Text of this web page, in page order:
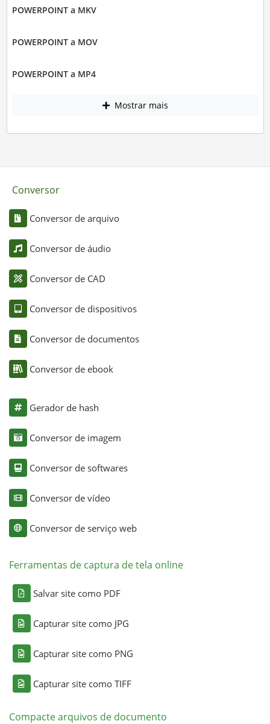
POWERPOINT a MKV
POWERPOINT a MOV
POWERPOINT a MP4
Mostrar mais
Conversor
Conversor de arquivo
Conversor de áudio
Conversor de CAD
Conversor de dispositivos
Conversor de documentos
Conversor de ebook
Gerador de hash
Conversor de imagem
Conversor de softwares
Conversor de vídeo
Conversor de serviço web
Ferramentas de captura de tela online
Salvar site como PDF
Capturar site como JPG
Capturar site como PNG
Capturar site como TIFF
Compacte arquivos de documento